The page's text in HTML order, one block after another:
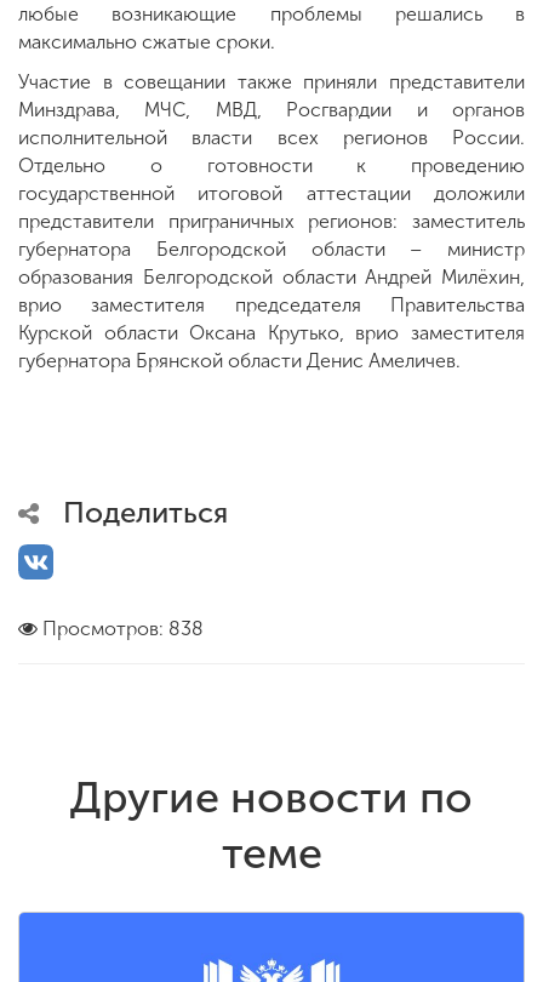
любые возникающие проблемы решались в
максимально сжатые сроки.
Участие в совещании также приняли представители
Минздрава, МЧС, МВД, Росгвардии и органов
исполнительной власти всех регионов России.
Отдельно о готовности к проведению
государственной итоговой аттестации доложили
представители приграничных регионов: заместитель
губернатора Белгородской области – министр
образования Белгородской области Андрей Милёхин,
врио заместителя председателя Правительства
Курской области Оксана Крутько, врио заместителя
губернатора Брянской области Денис Амеличев.
Поделиться
Просмотров: 838
Другие новости по
теме